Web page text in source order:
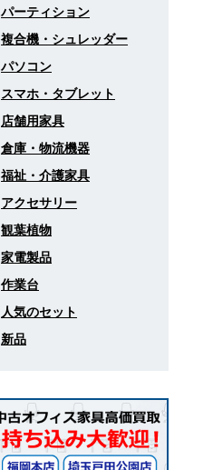
パーティション
複合機・シュレッダー
パソコン
スマホ・タブレット
店舗用家具
倉庫・物流機器
福祉・介護家具
アクセサリー
観葉植物
家電製品
作業台
人気のセット
新品